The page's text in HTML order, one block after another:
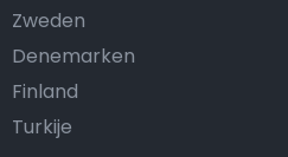
Zweden
Denemarken
Finland
Turkije